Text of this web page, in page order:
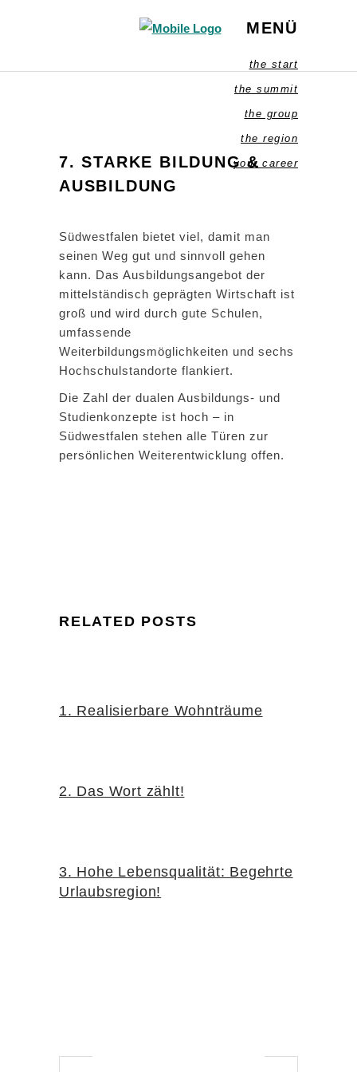
MENÜ
the start
the summit
the group
the region
your career
7. STARKE BILDUNG &
AUSBILDUNG
Südwestfalen bietet viel, damit man
seinen Weg gut und sinnvoll gehen
kann. Das Ausbildungsangebot der
mittelständisch geprägten Wirtschaft ist
groß und wird durch gute Schulen,
umfassende
Weiterbildungsmöglichkeiten und sechs
Hochschulstandorte flankiert.
Die Zahl der dualen Ausbildungs- und
Studienkonzepte ist hoch – in
Südwestfalen stehen alle Türen zur
persönlichen Weiterentwicklung offen.
RELATED POSTS
1. Realisierbare Wohnträume
2. Das Wort zählt!
3. Hohe Lebensqualität: Begehrte
Urlaubsregion!